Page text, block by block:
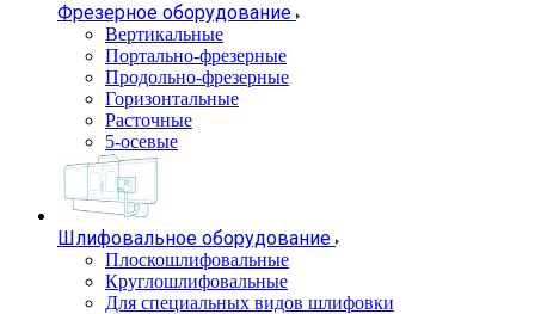
Фрезерное оборудование
Вертикальные
Портально-фрезерные
Продольно-фрезерные
Горизонтальные
Расточные
5-осевые
Шлифовальное оборудование
Плоскошлифовальные
Круглошлифовальные
Для специальных видов шлифовки